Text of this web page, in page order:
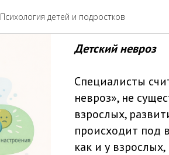
Психология детей и подростков
Детский
Детский невроз
Специалисты
невроз», не
взрослых,
происходит под
как и у